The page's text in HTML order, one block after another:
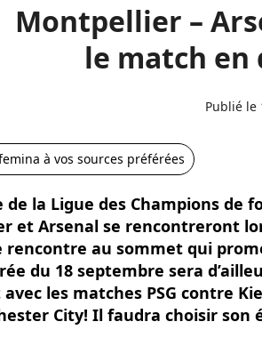
Montpellier –
le match en
Publié le
à vos sources préférées
de la Ligue des Champions de
et Arsenal se rencontreront
rencontre au sommet qui
du 18 septembre sera
les matches PSG contre
City! Il faudra choisir son